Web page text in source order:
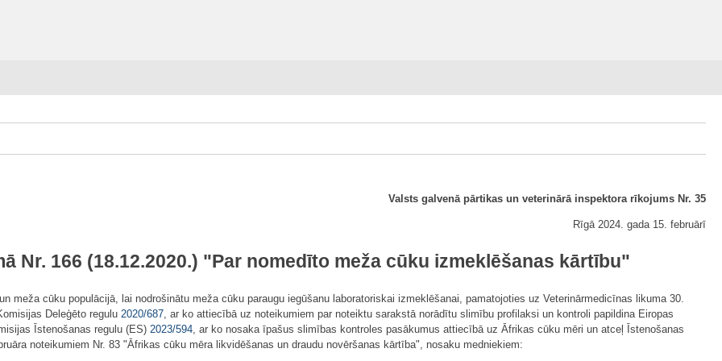
Valsts galvenā pārtikas un veterinārā inspektora rīkojums Nr. 35
Rīgā 2024. gada 15. februārī
Nr. 166 (18.12.2020.) "Par nomedīto meža cūku izmeklēšanas kārtību"
meža cūku populācijā, lai nodrošinātu meža cūku paraugu iegūšanu laboratoriskai izmeklēšanai, pamatojoties uz Veterinārmedicīnas likuma 30.
Deleģēto regulu 2020/687, ar ko attiecībā uz noteikumiem par noteiktu sarakstā norādītu slimību profilaksi un kontroli papildina Eiropas
Īstenošanas regulu (ES) 2023/594, ar ko nosaka īpašus slimības kontroles pasākumus attiecībā uz Āfrikas cūku mēri un atceļ Īstenošanas
noteikumiem Nr. 83 "Āfrikas cūku mēra likvidēšanas un draudu novēršanas kārtība", nosaku medniekiem: